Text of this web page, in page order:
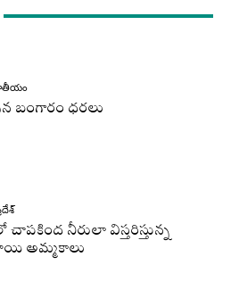
బంగారం ధరలు
చాపకింద నీరులా విస్తరిస్తున్న
అమ్మకాలు